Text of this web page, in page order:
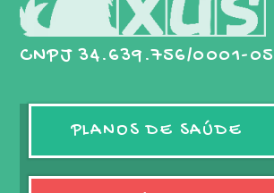
CNPJ 34.639.756/0001-05
PLANOS DE SAÚDE